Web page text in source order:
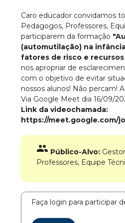
Caro educador convidamos
Pedagogos, Professores,
participarem da formação
(automutilação) na
fatores de risco e
nos apropriar de
com o objetivo de evitar
nossos alunos! Não percam!
Via Google Meet dia 16/09/
Link da videochamada:
https://meet.google.com/
group Público-Alvo:
Professores, Equipe
Faça login para participar